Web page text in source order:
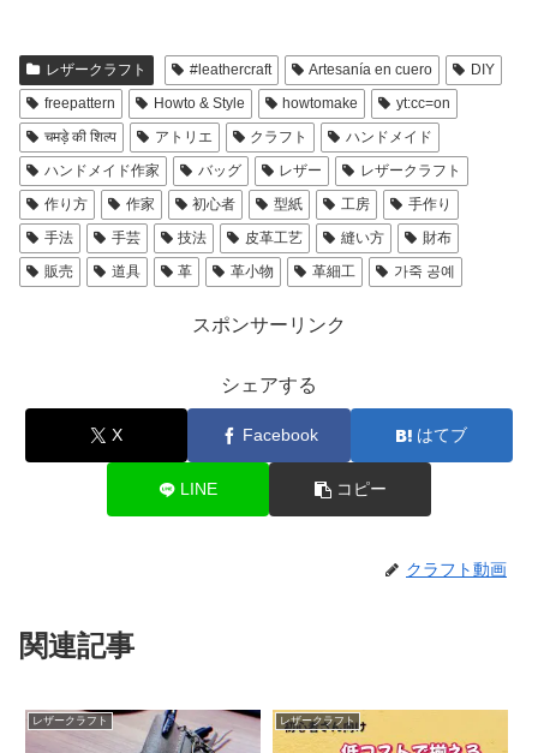
レザークラフト #leathercraft Artesanía en cuero
DIY
freepattern
Howto & Style howtomake
yt:cc=on
चमड़े की शिल्प
アトリエ クラフト
ハンドメイド
ハンドメイド作家
バッグ レザー
レザークラフト
作り方
作家 初心者 型紙 工房
手作り
手法
手芸 技法 皮革工艺 縫い方
財布
販売
道具 革 革小物 革細工 가죽 공예
スポンサーリンク
シェアする
X Facebook はてブ
LINE コピー
クラフト動画
関連記事
レザークラフト レザークラフト